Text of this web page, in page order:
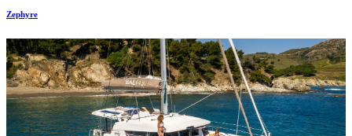
Zephyre